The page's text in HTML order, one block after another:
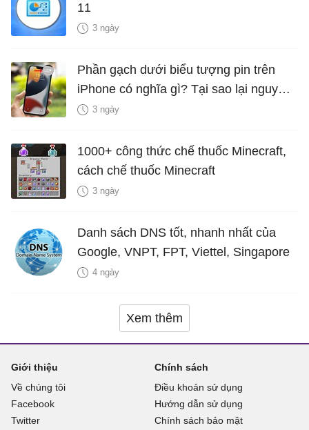
11
3 ngày
Phần gạch dưới biểu tượng pin trên
iPhone có nghĩa gì? Tại sao lại nguy
hiểm?
3 ngày
1000+ công thức chế thuốc Minecraft,
cách chế thuốc Minecraft
3 ngày
Danh sách DNS tốt, nhanh nhất của
Google, VNPT, FPT, Viettel, Singapore
4 ngày
Xem thêm
Giới thiệu
Về chúng tôi
Facebook
Twitter
Chính sách
Điều khoản sử dụng
Hướng dẫn sử dụng
Chính sách bảo mật